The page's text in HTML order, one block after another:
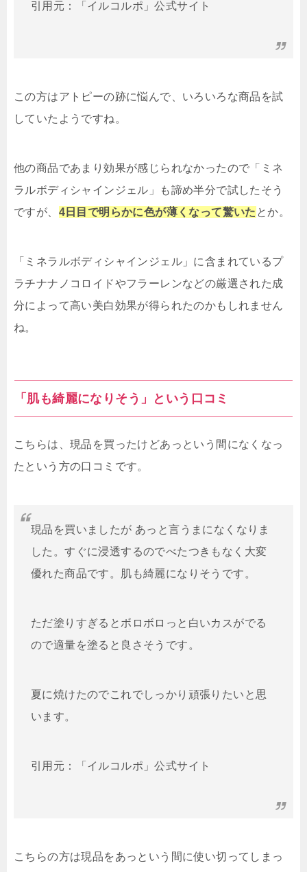
引用元：「イルコルポ」公式サイト
この方はアトピーの跡に悩んで、いろいろな商品を試
していたようですね。
他の商品であまり効果が感じられなかったので「ミネ
ラルボディシャインジェル」も諦め半分で試したそう
ですが、 4日目で明らかに色が薄くなって驚いた とか。
「ミネラルボディシャインジェル」に含まれているプ
ラチナナノコロイドやフラーレンなどの厳選された成
分によって高い美白効果が得られたのかもしれません
ね。
「肌も綺麗になりそう」という口コミ
こちらは、現品を買ったけどあっという間になくなっ
たという方の口コミです。
現品を買いましたが あっと言うまになくなりま
した。すぐに浸透するのでべたつきもなく大変
優れた商品です。肌も綺麗になりそうです。
ただ塗りすぎるとボロボロっと白いカスがでる
ので適量を塗ると良さそうです。
夏に焼けたのでこれでしっかり頑張りたいと思
います。
引用元：「イルコルポ」公式サイト
こちらの方は現品をあっという間に使い切ってしまっ